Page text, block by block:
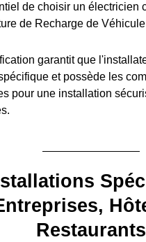
de choisir un électricien
de Recharge de
garantit que
et possède les
pour une installation
Restaurants